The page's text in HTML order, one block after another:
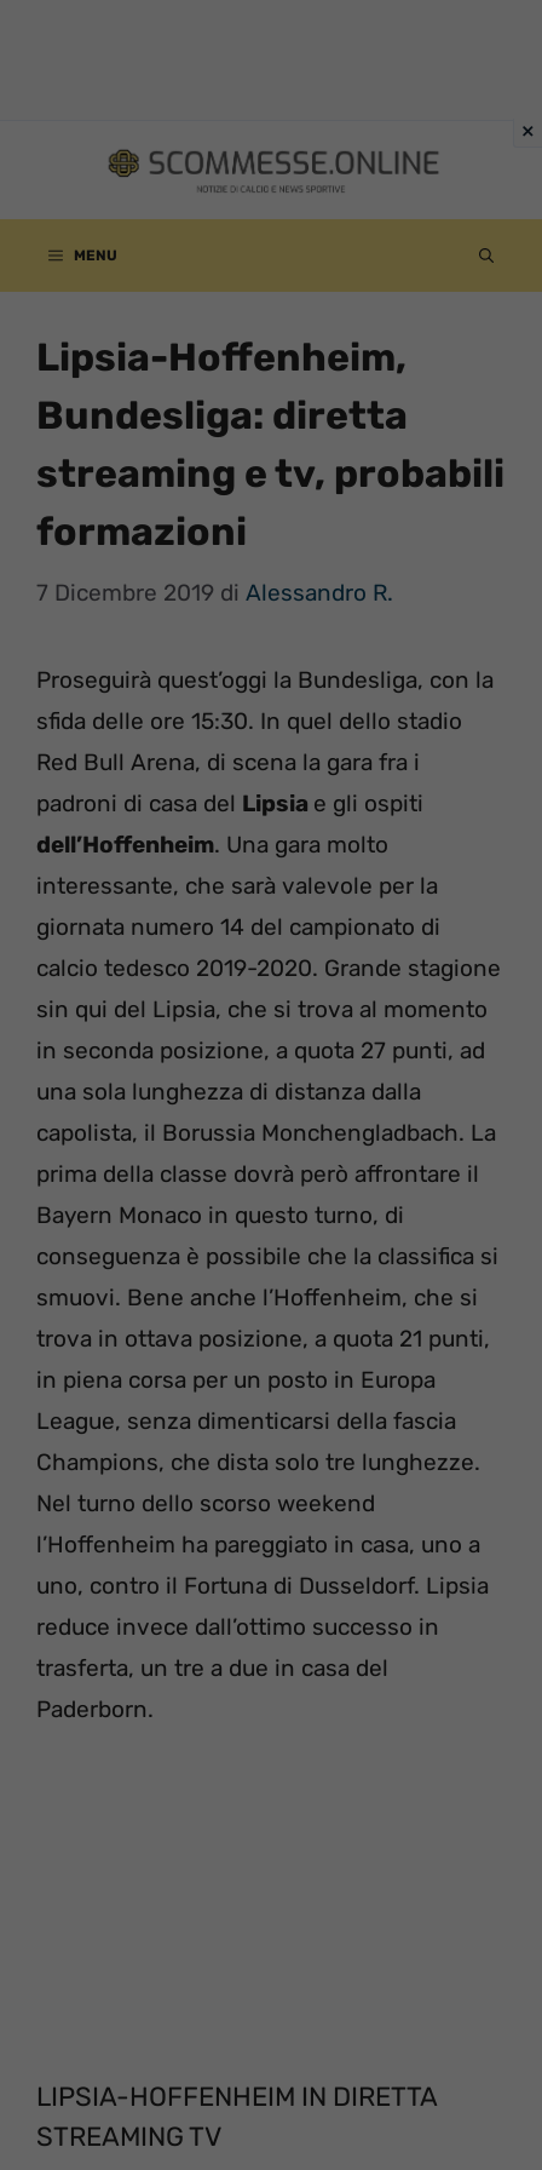
contenuto
MENU
Lipsia-Hoffenheim,
Bundesliga: diretta
streaming e tv, probabili
formazioni
7 Dicembre 2019 di Alessandro R.
Proseguirà quest’oggi la Bundesliga, con la
sfida delle ore 15:30. In quel dello stadio
Red Bull Arena, di scena la gara fra i
padroni di casa del Lipsia e gli ospiti
dell’Hoffenheim. Una gara molto
interessante, che sarà valevole per la
giornata numero 14 del campionato di
calcio tedesco 2019-2020. Grande stagione
sin qui del Lipsia, che si trova al momento
in seconda posizione, a quota 27 punti, ad
una sola lunghezza di distanza dalla
capolista, il Borussia Monchengladbach. La
prima della classe dovrà però affrontare il
Bayern Monaco in questo turno, di
conseguenza è possibile che la classifica si
smuovi. Bene anche l’Hoffenheim, che si
trova in ottava posizione, a quota 21 punti,
in piena corsa per un posto in Europa
League, senza dimenticarsi della fascia
Champions, che dista solo tre lunghezze.
Nel turno dello scorso weekend
l’Hoffenheim ha pareggiato in casa, uno a
uno, contro il Fortuna di Dusseldorf. Lipsia
reduce invece dall’ottimo successo in
trasferta, un tre a due in casa del
Paderborn.
LIPSIA-HOFFENHEIM IN DIRETTA
STREAMING TV